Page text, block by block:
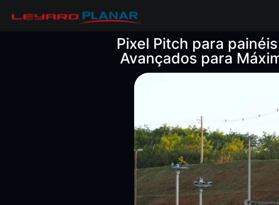
Pixel Pitch para
Avançados para